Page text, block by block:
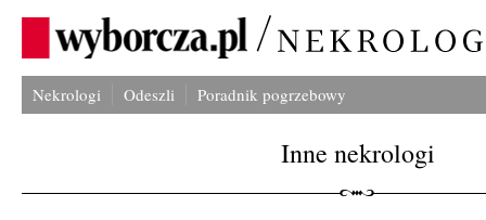
Nekrologi Odeszli Poradnik pogrzebowy
Inne nekrologi